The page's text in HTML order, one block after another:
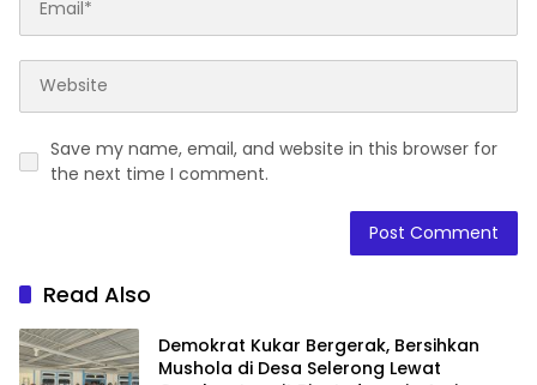
Save my name, email, and website in this browser for
the next time I comment.
Read Also
Demokrat Kukar Bergerak, Bersihkan
Mushola di Desa Selerong Lewat